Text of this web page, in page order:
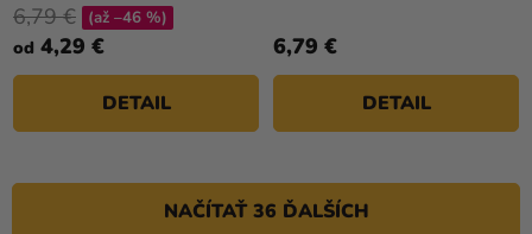
od 4,29 €
6,79 € (až –46 %)
DETAIL
6,79 €
DETAIL
NAČÍTAŤ 36 ĎALŠÍCH